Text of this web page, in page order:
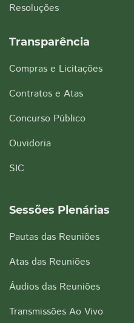
Resoluções
Transparência
Compras e Licitações
Contratos e Atas
Concurso Público
Ouvidoria
SIC
Sessões Plenárias
Pautas das Reuniões
Atas das Reuniões
Áudios das Reuniões
Transmissões Ao Vivo